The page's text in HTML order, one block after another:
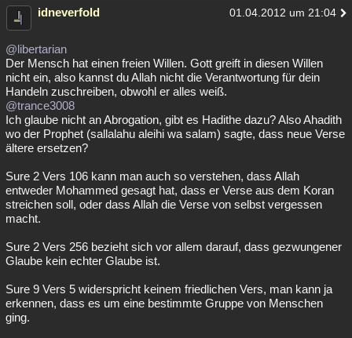
idneverfold 01.04.2012 um 21:04
@libertarian
Der Mensch hat einen freien Willen. Gott greift in diesen Willen
nicht ein, also kannst du Allah nicht die Verantwortung für dein
Handeln zuschreiben, obwohl er alles weiß.
@trance3008
Ich glaube nicht an Abrogation, gibt es Hadithe dazu? Also Ahadith
wo der Prophet (sallalahu aleihi wa salam) sagte, dass neue Verse
ältere ersetzen?
Sure 2 Vers 106 kann man auch so verstehen, dass Allah
entweder Mohammed gesagt hat, dass er Verse aus dem Koran
streichen soll, oder dass Allah die Verse von selbst vergessen
macht.
Sure 2 Vers 256 bezieht sich vor allem darauf, dass gezwungener
Glaube kein echter Glaube ist.
Sure 9 Vers 5 widerspricht keinem friedlichen Vers, man kann ja
erkennen, dass es um eine bestimmte Gruppe von Menschen
ging.